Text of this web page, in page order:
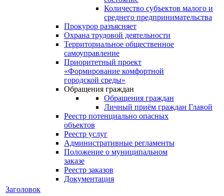
Количество субъектов малого и
среднего предпринимательства
Прокурор разъясняет
Охрана трудовой деятельности
Территориальное общественное
самоуправление
Приоритетный проект
«Формирование комфортной
городской среды»
Обращения граждан
Обращения граждан
Личный приём граждан Главой
Реестр потенциально опасных
объектов
Реестр услуг
Административные регламенты
Положение о муниципальном
заказе
Реестр заказов
Документация
Заголовок